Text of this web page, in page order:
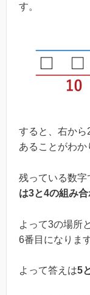
す。
すると、右か
あることがわか
残っている数字
は3と4の組み合
よって3の場所
6番目になります
よって答えは5